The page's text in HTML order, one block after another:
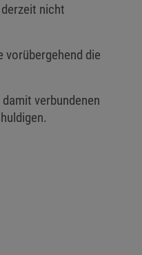
derzeit nicht
vorübergehend die
verbundenen